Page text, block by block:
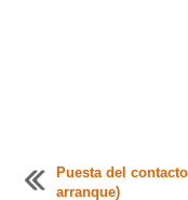
Puesta del
arranque)